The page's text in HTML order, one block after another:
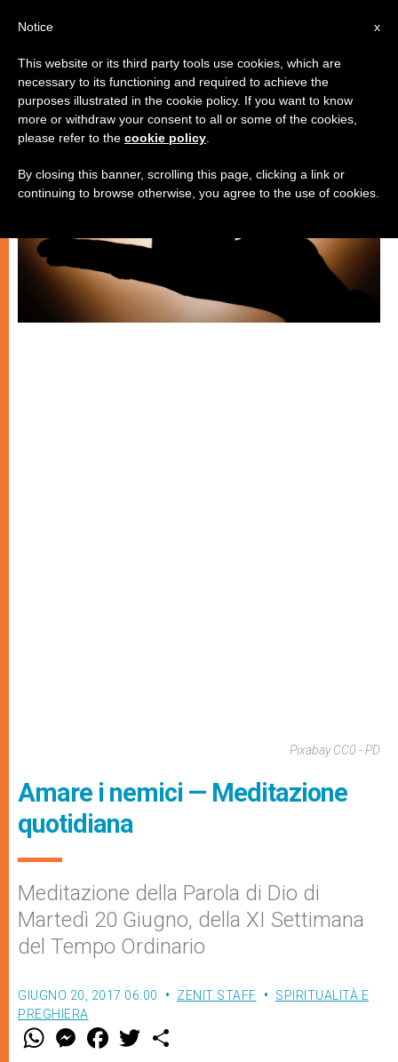
SPIRITUALITÀ E PREGHIERA
Pixabay CC0 - PD
Amare i nemici — Meditazione
quotidiana
Meditazione della Parola di Dio di
Martedì 20 Giugno, della XI Settimana
del Tempo Ordinario
GIUGNO 20, 2017 06:00 ZENIT STAFF
SPIRITUALITÀ E
PREGHIERA
W M
e
F
a w
x
Notice
This website or its third party tools use cookies, which are
necessary to its functioning and required to achieve the
purposes illustrated in the cookie policy. If you want to know
more or withdraw your consent to all or some of the cookies,
please refer to the cookie policy
By closing this banner, scrolling this page, clicking a link or
continuing to browse otherwise, you agree to the use of cookies.